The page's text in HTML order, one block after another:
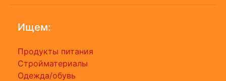
Ищем:
Продукты питания
Стройматериалы
Одежда/обувь